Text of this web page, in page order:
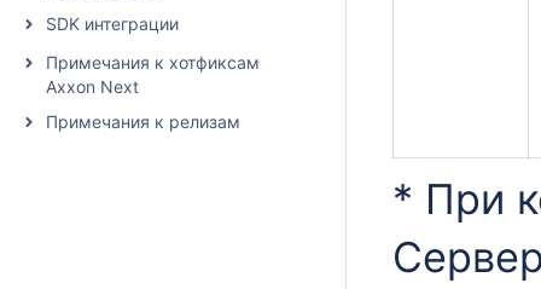
SDK интеграции
Примечания к хотфиксам
Axxon Next
Примечания к релизам
* При